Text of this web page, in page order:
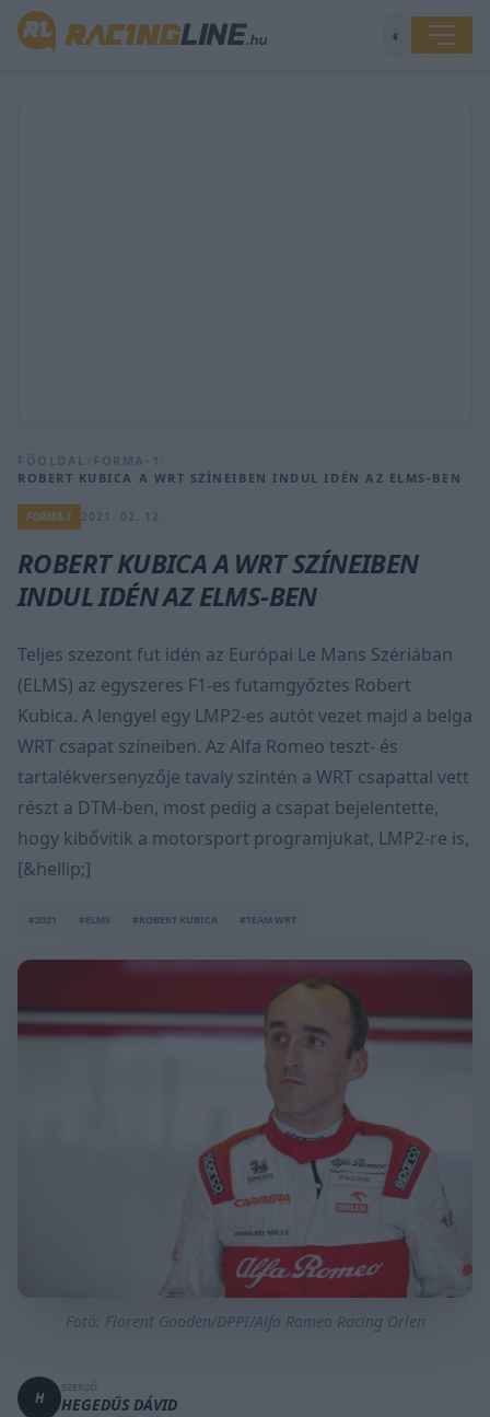
◐
FŐOLDAL FORMA-1
ROBERT KUBICA A WRT SZÍNEIBEN INDUL IDÉN AZ ELMS-BEN
FORMA-1
ROBERT KUBICA A WRT SZÍNEIBEN
INDUL IDÉN AZ ELMS-BEN
Teljes szezont fut idén az Európai Le Mans Szériában
(ELMS) az egyszeres F1-es futamgyőztes Robert
Kubica. A lengyel egy LMP2-es autót vezet majd a belga
WRT csapat színeiben. Az Alfa Romeo teszt- és
tartalékversenyzője tavaly szintén a WRT csapattal vett
részt a DTM-ben, most pedig a csapat bejelentette,
hogy kibővítik a motorsport programjukat, LMP2-re is,
[&hellip;]
#2021 #ELMS #ROBERT KUBICA #TEAM WRT
Fotó: Florent Gooden/DPPI/Alfa Romeo Racing Orlen
H HEGEDŰS DÁVID